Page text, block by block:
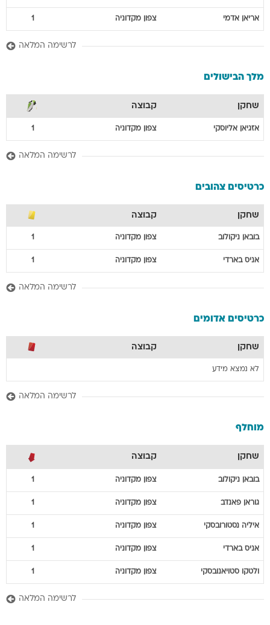
אריאן אדמי צפון מקדוניה 1
לרשימה המלאה
מלך הבישולים
שחקן קבוצה
אזגיאן אליוסקי צפון מקדוניה 1
לרשימה המלאה
כרטיסים צהובים
שחקן קבוצה
בובאן ניקולוב צפון מקדוניה 1
אניס בארדי צפון מקדוניה 1
לרשימה המלאה
כרטיסים אדומים
שחקן קבוצה
לא נמצא מידע
לרשימה המלאה
מוחלף
שחקן קבוצה
בובאן ניקולוב צפון מקדוניה 1
גוראן פאנדב צפון מקדוניה 1
איליה נסטורובסקי צפון מקדוניה 1
אניס בארדי צפון מקדוניה 1
ולטקו סטויאנובסקי צפון מקדוניה 1
לרשימה המלאה